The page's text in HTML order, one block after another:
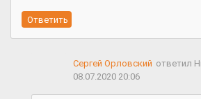
Сергей Орловский ответил
08.07.2020 20:06